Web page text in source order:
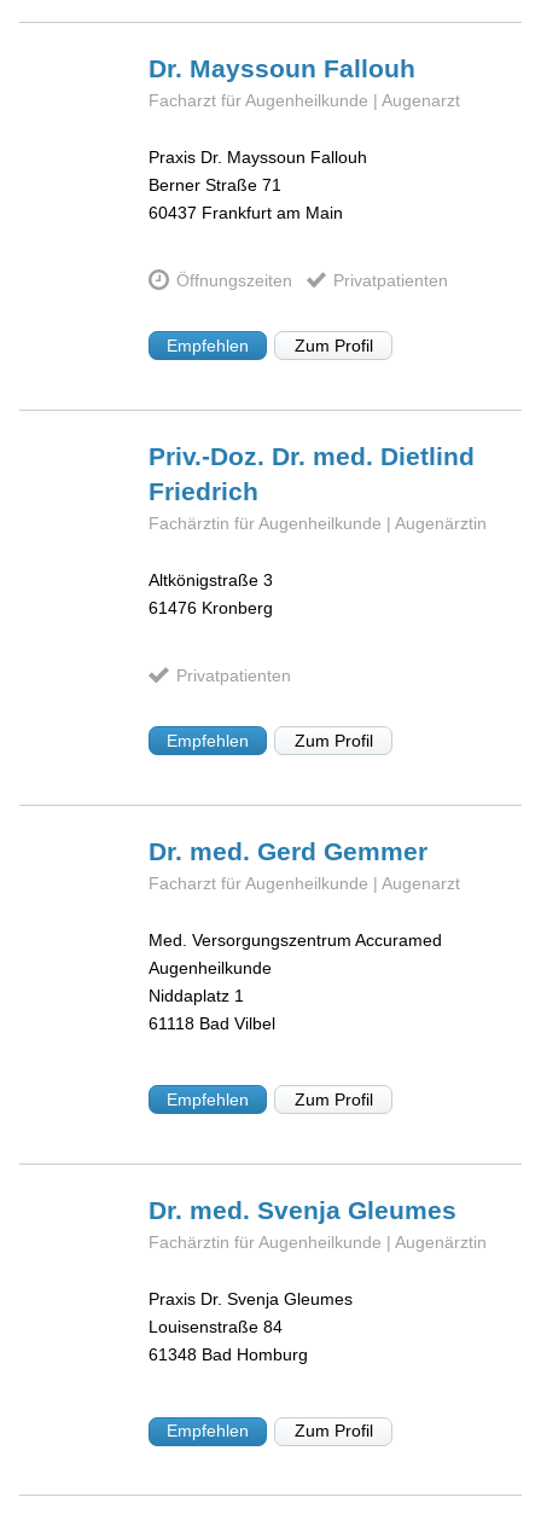
Dr. Mayssoun Fallouh
Facharzt für Augenheilkunde | Augenarzt
Praxis Dr. Mayssoun Fallouh
Berner Straße 71
60437 Frankfurt am Main
Öffnungszeiten Privatpatienten
Empfehlen Zum Profil
Priv.-Doz. Dr. med. Dietlind
Friedrich
Fachärztin für Augenheilkunde | Augenärztin
Altkönigstraße 3
61476 Kronberg
Privatpatienten
Empfehlen Zum Profil
Dr. med. GerdGemmer
Facharzt für Augenheilkunde | Augenarzt
Med. Versorgungszentrum Accuramed
Augenheilkunde
Niddaplatz 1
61118 Bad Vilbel
Empfehlen Zum Profil
Dr. med. SvenjaGleumes
Fachärztin für Augenheilkunde | Augenärztin
Praxis Dr. Svenja Gleumes
Louisenstraße 84
61348 Bad Homburg
Empfehlen Zum Profil